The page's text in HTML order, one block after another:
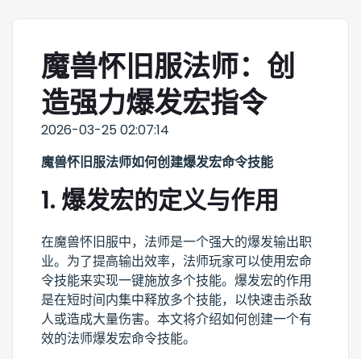
魔兽怀旧服法师：创
造强力爆发宏指令
2026-03-25 02:07:14
魔兽怀旧服法师如何创建爆发宏命令技能
1. 爆发宏的定义与作用
在魔兽怀旧服中，法师是一个强大的爆发输出职
业。为了提高输出效率，法师玩家可以使用宏命
令技能来实现一键施放多个技能。爆发宏的作用
是在短时间内集中释放多个技能，以快速击杀敌
人或造成大量伤害。本文将介绍如何创建一个有
效的法师爆发宏命令技能。